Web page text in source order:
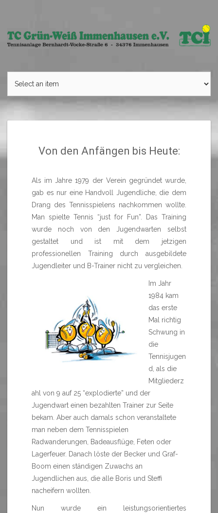
Von den Anfängen bis Heute:
Als im Jahre 1979 der Verein gegründet wurde,
gab es nur eine Handvoll Jugendliche, die dem
Drang des Tennisspielens nachkommen wollte.
Man spielte Tennis “just for Fun”. Das Training
wurde noch von den Jugendwarten selbst
gestaltet und ist mit dem jetzigen
professionellen Training durch ausgebildete
Jugendleiter und B-Trainer nicht zu vergleichen.
Im Jahr
1984 kam
das erste
Mal richtig
Schwung in
die
Tennisjugen
d, als die
Mitgliederz
ahl von 9 auf 25 “explodierte” und der
Jugendwart einen bezahlten Trainer zur Seite
bekam. Aber auch damals schon veranstaltete
man neben dem Tennisspielen
Radwanderungen, Badeausflüge, Feten oder
Lagerfeuer. Danach löste der Becker und Graf-
Boom einen ständigen Zuwachs an
Jugendlichen aus, die alle Boris und Steffi
nacheifern wollten.
Nun wurde ein leistungsorientiertes